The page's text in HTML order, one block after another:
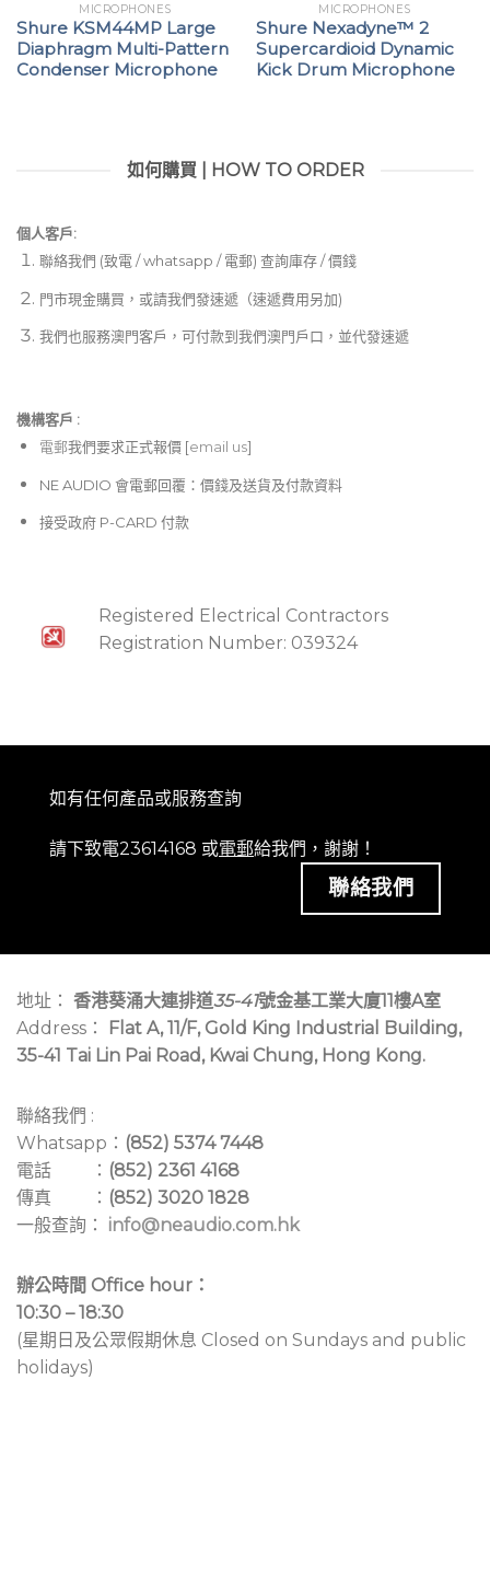
MICROPHONES
Shure KSM44MP Large
Diaphragm Multi-Pattern
Condenser Microphone
MICROPHONES
Shure Nexadyne™ 2
Supercardioid Dynamic
Kick Drum Microphone
如何購買 | HOW TO ORDER
個人客戶:
聯絡我們 (致電 / whatsapp / 電郵) 查詢庫存 / 價錢
門市現金購買，或請我們發速遞（速遞費用另加)
我們也服務澳門客戶，可付款到我們澳門戶口，並代發速遞
機構客戶 :​
電郵我們要求正式報價 [email us]
NE AUDIO 會電郵回覆：價錢及送貨及付款資料
接受政府 P-CARD 付款
Registered Electrical Contractors
Registration Number: 039324
如有任何產品或服務查詢
請下致電23614168 或電郵給我們，謝謝！
聯絡我們
地址： 香港葵涌大連排道35-41號金基工業大廈11樓A室
Address：
Flat A, 11/F, Gold King Industrial Building,
35-41 Tai Lin Pai Road, Kwai Chung, Hong Kong.
聯絡我們 :
Whatsapp： (852) 5374 7448
電話 ： (852) 2361 4168
傳真 ： (852) 3020 1828
一般查詢： info@neaudio.com.hk
辦公時間 Office hour：
10:30 – 18:30
(星期日及公眾假期休息 Closed on Sundays and public
holidays)